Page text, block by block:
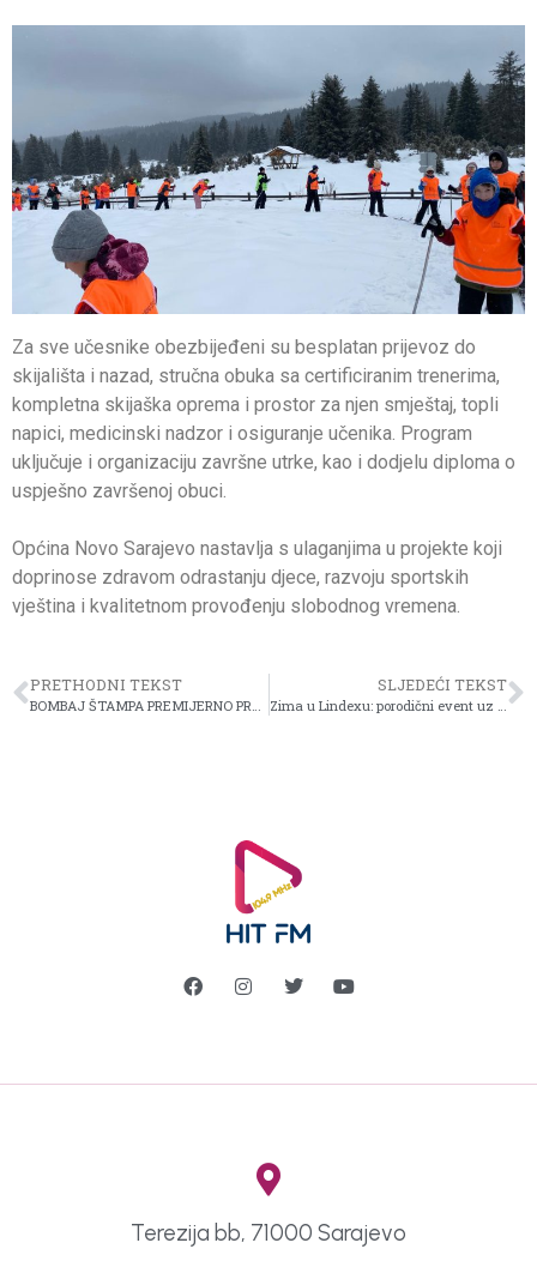
Za sve učesnike obezbijeđeni su besplatan prijevoz do
skijališta i nazad, stručna obuka sa certificiranim trenerima,
kompletna skijaška oprema i prostor za njen smještaj, topli
napici, medicinski nadzor i osiguranje učenika. Program
uključuje i organizaciju završne utrke, kao i dodjelu diploma o
uspješno završenoj obuci.
Općina Novo Sarajevo nastavlja s ulaganjima u projekte koji
doprinose zdravom odrastanju djece, razvoju sportskih
vještina i kvalitetnom provođenju slobodnog vremena.
PRETHODNI TEKST SLJEDEĆI TEKST
Terezija bb, 71000 Sarajevo